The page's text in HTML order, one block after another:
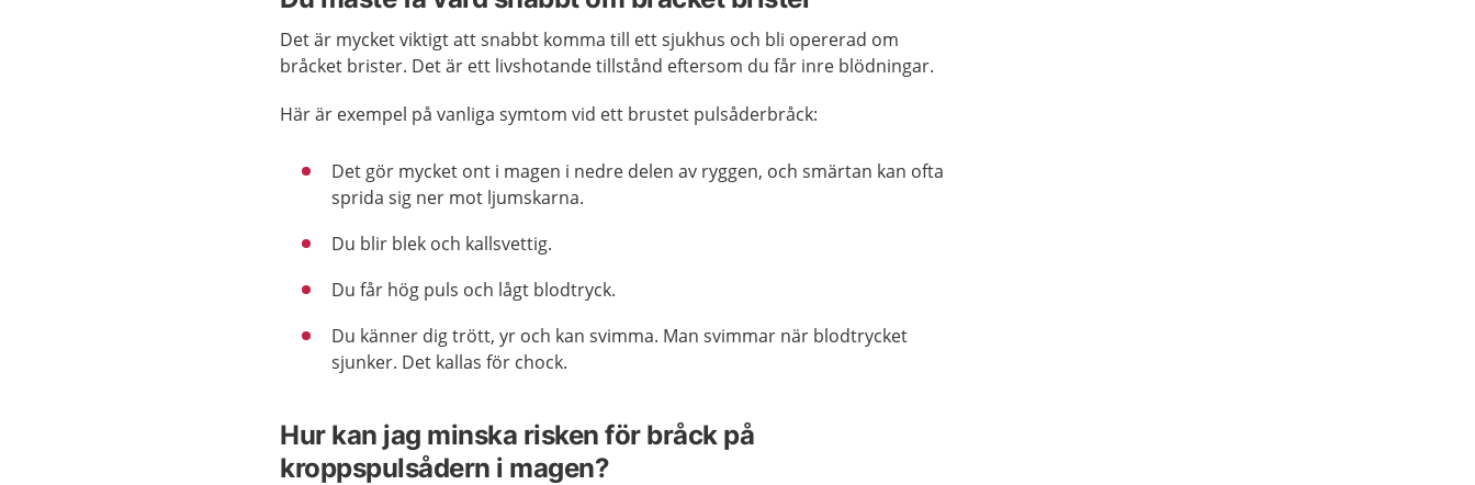
Det är mycket viktigt att snabbt komma till ett sjukhus och bli opererad om
bråcket brister. Det är ett livshotande tillstånd eftersom du får inre blödningar.
Här är exempel på vanliga symtom vid ett brustet pulsåderbråck:
Det gör mycket ont i magen i nedre delen av ryggen, och smärtan kan ofta
sprida sig ner mot ljumskarna.
Du blir blek och kallsvettig.
Du får hög puls och lågt blodtryck.
Du känner dig trött, yr och kan svimma. Man svimmar när blodtrycket
sjunker. Det kallas för chock.
Hur kan jag minska risken för bråck på
kroppspulsådern i magen?